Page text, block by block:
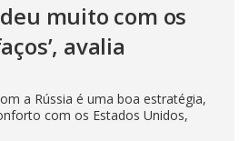
muito com os
avalia
a Rússia é uma boa estratégia,
com os Estados Unidos,